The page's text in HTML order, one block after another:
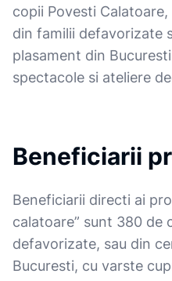
copii Povesti
din familii defavorizate
plasament din
spectacole si ateliere
Beneficiarii
Beneficiarii directi ai
calatoare” sunt 380 de
defavorizate, sau din
Bucuresti, cu varste